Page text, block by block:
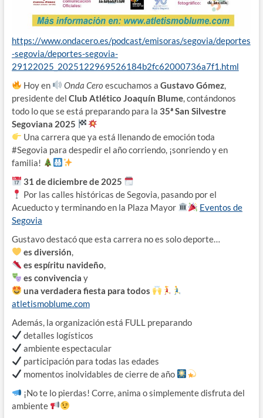
https://www.ondacero.es/podcast/emisoras/segovia/deportes
-segovia/deportes-segovia-
29122025_2025122969526184b2fc62000736a7f1.html
Hoy en
Onda Cero escuchamos a Gustavo Gómez,
presidente del Club Atlético Joaquín Blume, contándonos
todo lo que se está preparando para la 35ª San Silvestre
Segoviana 2025
Una carrera que ya está llenando de emoción toda
#Segovia para despedir el año corriendo, ¡sonriendo y en
familia!
31 de diciembre de 2025
Por las calles históricas de Segovia, pasando por el
Acueducto y terminando en la Plaza Mayor
Eventos de
Segovia
Gustavo destacó que esta carrera no es solo deporte…
es diversión,
es espíritu navideño,
es convivencia y
una verdadera fiesta para todos
atletismoblume.com
Además, la organización está FULL preparando
detalles logísticos
ambiente espectacular
participación para todas las edades
momentos inolvidables de cierre de año
¡No te lo pierdas! Corre, anima o simplemente disfruta del
ambiente